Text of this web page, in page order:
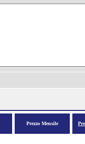
Prezzo Mensile